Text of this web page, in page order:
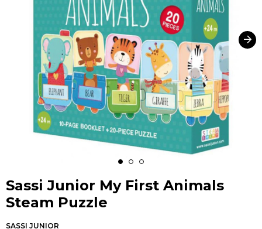
Sassi Junior My First Animals
Steam Puzzle
SASSI JUNIOR